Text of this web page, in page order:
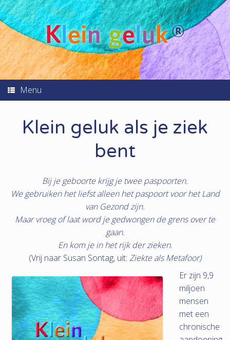
Klein geluk®
Menu
Klein geluk als je ziek
bent
Bij je geboorte krijg je twee paspoorten.
We gebruiken het liefst alleen het paspoort voor het Land
van Gezond zijn.
Maar vroeg of laat word je gedwongen de grens over te
gaan.
En kom je in het rijk der zieken.
(Vrij naar Susan Sontag, uit: Ziekte als Metafoor)
Er zijn 9,9
miljoen
mensen
met een
chronische